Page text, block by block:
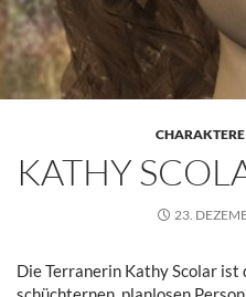
CHARAKTERE
KATHY
23.
Die Terranerin Kathy Scolar ist